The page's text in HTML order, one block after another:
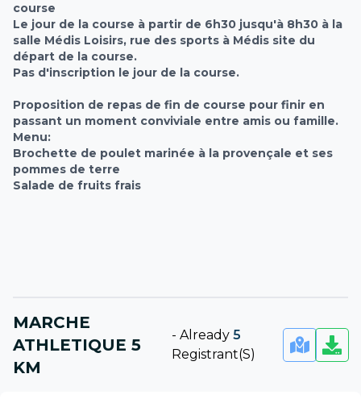
course
Le jour de la course à partir de 6h30 jusqu'à 8h30 à la
salle Médis Loisirs, rue des sports à Médis site du
départ de la course.
Pas d'inscription le jour de la course.
Proposition de repas de fin de course pour finir en
passant un moment conviviale entre amis ou famille.
Menu:
Brochette de poulet marinée à la provençale et ses
pommes de terre
Salade de fruits frais
MARCHE
ATHLETIQUE 5
KM
- Already 5
Registrant(s)